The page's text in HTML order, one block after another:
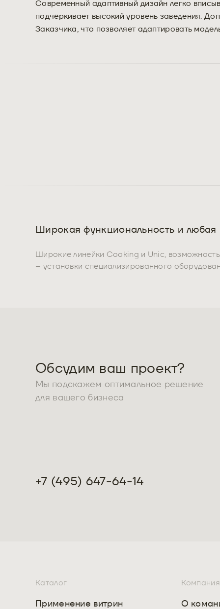
Современный адаптивный дизайн легко
подчёркивает высокий уровень заведения.
Заказчика, что позволяет адаптировать
Широкая функциональность и любая
Широкие линейки Cooking и Unic,
– установки специализированного
Обсудим ваш проект?
Мы подскажем оптимальное решение
для вашего бизнеса
+7 (495) 647-64-14
Каталог
Применение витрин
Компания
О